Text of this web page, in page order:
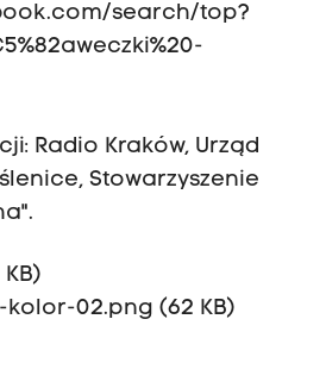
search/top?
Radio Kraków, Urząd
Stowarzyszenie